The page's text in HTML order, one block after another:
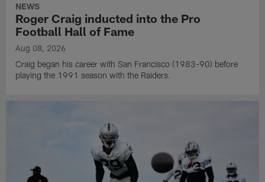
NEWS
Roger Craig inducted into the Pro
Football Hall of Fame
Aug 08, 2026
Craig began his career with San Francisco (1983-90) before
playing the 1991 season with the Raiders.